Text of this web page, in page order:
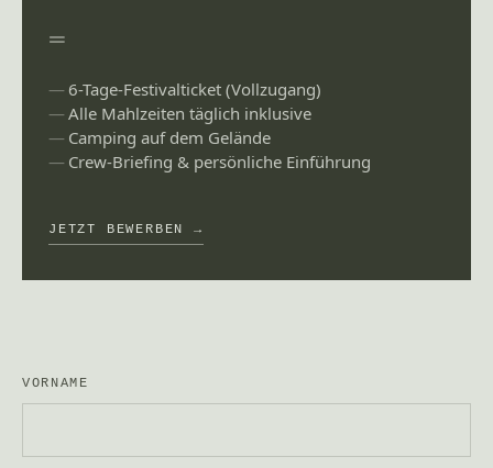
=
6-Tage-Festivalticket (Vollzugang)
Alle Mahlzeiten täglich inklusive
Camping auf dem Gelände
Crew-Briefing & persönliche Einführung
JETZT BEWERBEN →
VORNAME